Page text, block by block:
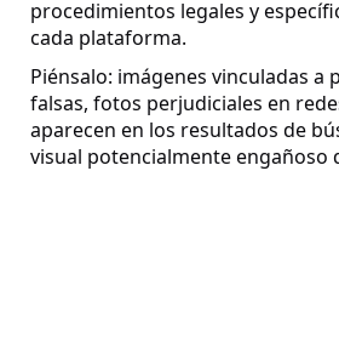
procedimientos legales y
cada plataforma.
Piénsalo: imágenes vinculadas a
falsas, fotos perjudiciales en
aparecen en los resultados de
visual potencialmente engañoso